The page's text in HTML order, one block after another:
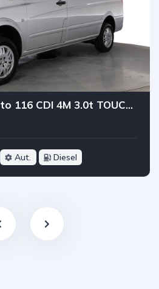
Mercedes-Benz Vito 116 CDI 4M 3.0t TOUCHSHIFT 163HK COMFORTLINE DRAG B-KAM
Aut. Diesel